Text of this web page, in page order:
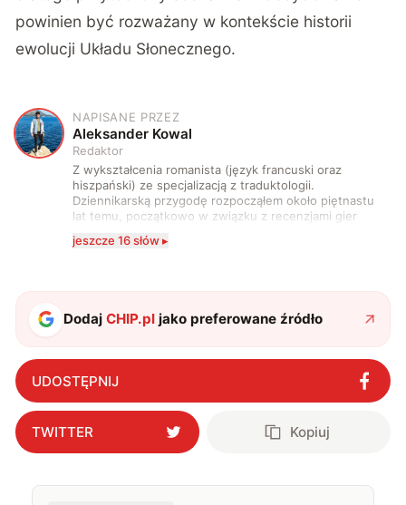
powinien być rozważany w kontekście historii
ewolucji Układu Słonecznego.
A
NAPISANE PRZEZ
Aleksander Kowal
Redaktor
Z wykształcenia romanista (język francuski oraz
hiszpański) ze specjalizacją z traduktologii.
Dziennikarską przygodę rozpocząłem około piętnastu
lat temu, początkowo w związku z recenzjami gier
komputerowych i filmów. Obecnie publikuję
zdecydowanie częściej na tematy związane z nauką
także uprawiać oraz oglądać sport.
jeszcze 16 słów ▸
DodajCHIP.pl jako preferowane źródło
UDOSTĘPNIJ
TWITTER Kopiuj